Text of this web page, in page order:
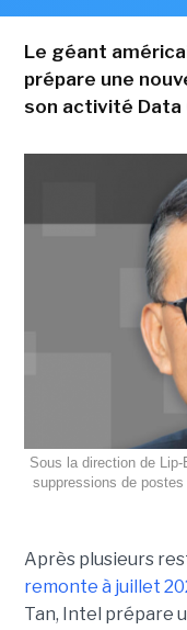
Le géant
prépare une
son activité Data
Sous la direction de
suppressions de
Après plusieurs
remonte à juillet
Tan, Intel prépare